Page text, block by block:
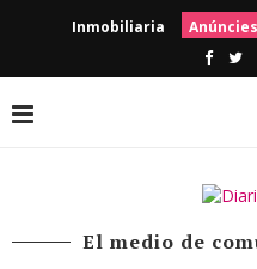
Inmobiliaria
El medio de